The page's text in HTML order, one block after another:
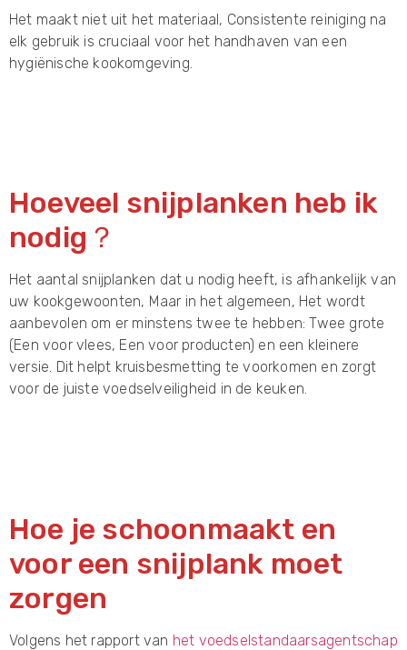
Het maakt niet uit het materiaal, Consistente reiniging na
elk gebruik is cruciaal voor het handhaven van een
hygiënische kookomgeving.
Hoeveel snijplanken heb ik
nodig？
Het aantal snijplanken dat u nodig heeft, is afhankelijk van
uw kookgewoonten, Maar in het algemeen, Het wordt
aanbevolen om er minstens twee te hebben: Twee grote
(Een voor vlees, Een voor producten) en een kleinere
versie. Dit helpt kruisbesmetting te voorkomen en zorgt
voor de juiste voedselveiligheid in de keuken.
Hoe je schoonmaakt en
voor een snijplank moet
zorgen
Volgens het rapport van het voedselstandaarsagentschap